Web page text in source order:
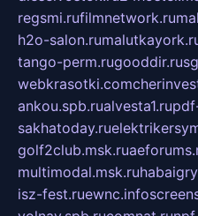
regsmi.rufilmnetwork.ru
h2o-salon.ru
tango-perm.rugooddir.ru
webkrasotki.com
ankou.spb.rualvesta1.ru
sakhatoday.ru
golf2club.msk.ru
multimodal.msk.ru
isz-fest.ruewnc.info